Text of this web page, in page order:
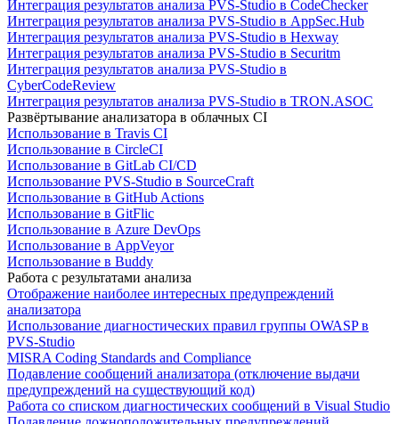
Интеграция результатов анализа PVS-Studio в CodeChecker
Интеграция результатов анализа PVS-Studio в AppSec.Hub
Интеграция результатов анализа PVS-Studio в Hexway
Интеграция результатов анализа PVS-Studio в Securitm
Интеграция результатов анализа PVS-Studio в
CyberCodeReview
Интеграция результатов анализа PVS-Studio в TRON.ASOC
Развёртывание анализатора в облачных CI
Использование в Travis CI
Использование в CircleCI
Использование в GitLab CI/CD
Использование PVS-Studio в SourceCraft
Использование в GitHub Actions
Использование в GitFlic
Использование в Azure DevOps
Использование в AppVeyor
Использование в Buddy
Работа с результатами анализа
Отображение наиболее интересных предупреждений
анализатора
Использование диагностических правил группы OWASP в
PVS-Studio
MISRA Coding Standards and Compliance
Подавление сообщений анализатора (отключение выдачи
предупреждений на существующий код)
Работа со списком диагностических сообщений в Visual Studio